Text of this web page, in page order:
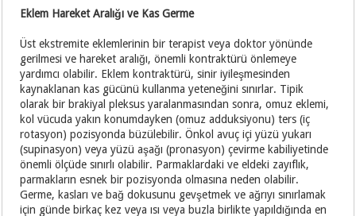
Eklem Hareket Aralığı ve Kas Germe
Üst ekstremite eklemlerinin bir terapist veya doktor yönünde
gerilmesi ve hareket aralığı, önemli kontraktürü önlemeye
yardımcı olabilir. Eklem kontraktürü, sinir iyileşmesinden
kaynaklanan kas gücünü kullanma yeteneğini sınırlar. Tipik
olarak bir brakiyal pleksus yaralanmasından sonra, omuz eklemi,
kol vücuda yakın konumdayken (omuz adduksiyonu) ters (iç
rotasyon) pozisyonda büzülebilir. Önkol avuç içi yüzü yukarı
(supinasyon) veya yüzü aşağı (pronasyon) çevirme kabiliyetinde
önemli ölçüde sınırlı olabilir. Parmaklardaki ve eldeki zayıflık,
parmakların esnek bir pozisyonda olmasına neden olabilir.
Germe, kasları ve bağ dokusunu gevşetmek ve ağrıyı sınırlamak
için günde birkaç kez veya ısı veya buzla birlikte yapıldığında en